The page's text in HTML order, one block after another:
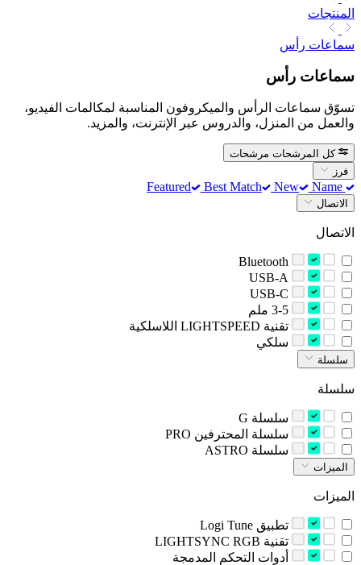
المنتجات
سماعات رأس
سماعات رأس
تسوّق سماعات الرأس والميكروفون المناسبة لمكالمات الفيديو،
والعمل من المنزل، والدروس عبر الإنترنت، والمزيد.
كل المرشحات مرشحات
فرز
Featured
Best Match New Name
الاتصال
الاتصال
‫سلكي‬
سلسلة
سلسلة
الميزات
الميزات
تطبيق Logi Tune
تقنية LIGHTSYNC RGB
‫أدوات التحكم المدمجة‬